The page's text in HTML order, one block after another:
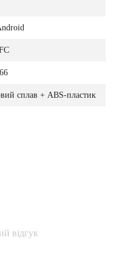
сплав + ABS-пластик
відгук